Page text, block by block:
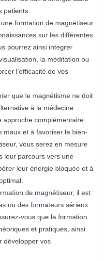
patients.
formation de magnétiseur
sur les différentes
pourrez ainsi intégrer
la méditation ou
l’efficacité de vos
que le magnétisme ne doit
à la médecine
approche complémentaire
maux et à favoriser le bien-
vous serez en mesure
leur parcours vers une
leur énergie bloquée et à
de magnétiseur, il est
ou des formateurs sérieux
vous que la formation
et pratiques, ainsi
développer vos